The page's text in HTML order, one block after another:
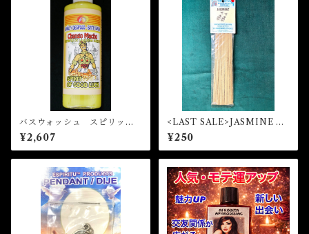
バスウォッシュ スピリット
オブグッドラック Bath Was
h SPIRIT OF GOOD LUCK
¥2,607
<LAST SALE>JASMINE マ
ジカルスティックインセンス
¥250